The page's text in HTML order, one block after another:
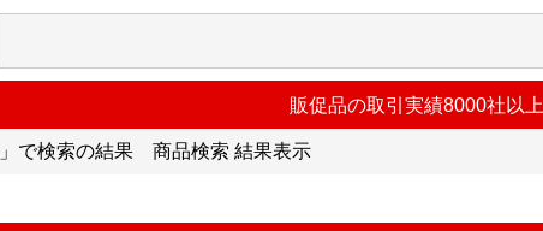
販促品の取引実績8000社以上
で検索の結果 商品検索 結果表示